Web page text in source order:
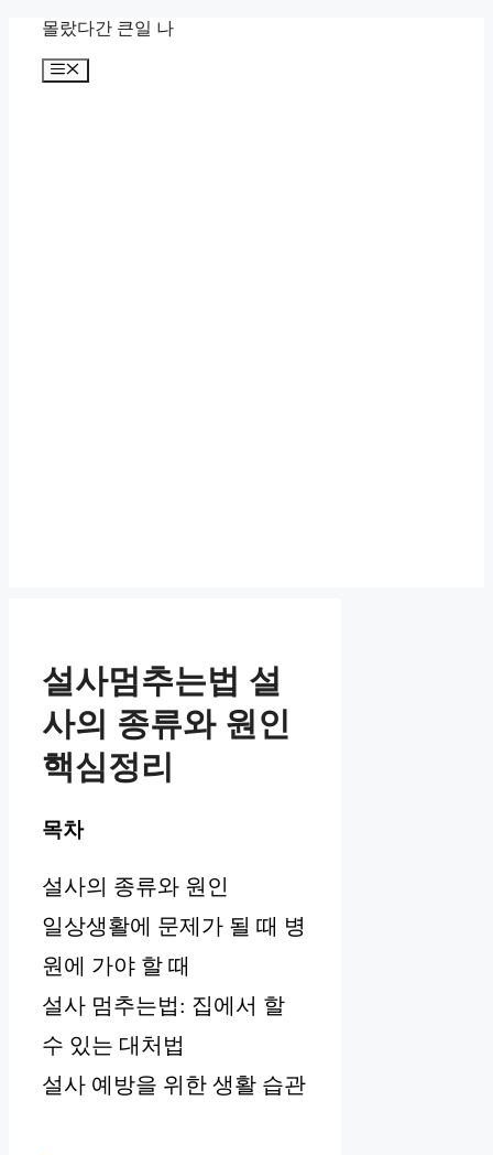
몰랐다간 큰일 나
메
설사멈추는법 설
사의 종류와 원인
핵심정리
목차
설사의 종류와 원인
일상생활에 문제가 될 때 병
원에 가야 할 때
설사 멈추는법: 집에서 할
수 있는 대처법
설사 예방을 위한 생활 습관